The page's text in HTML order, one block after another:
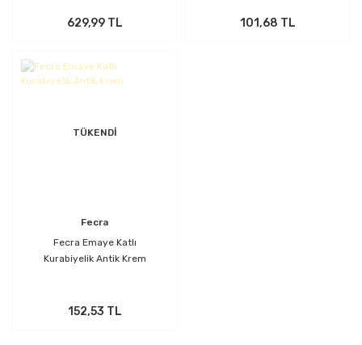
629,99 TL 101,68 TL
TÜKENDİ
Fecra
Fecra Emaye Katlı
Kurabiyelik Antik Krem
152,53 TL